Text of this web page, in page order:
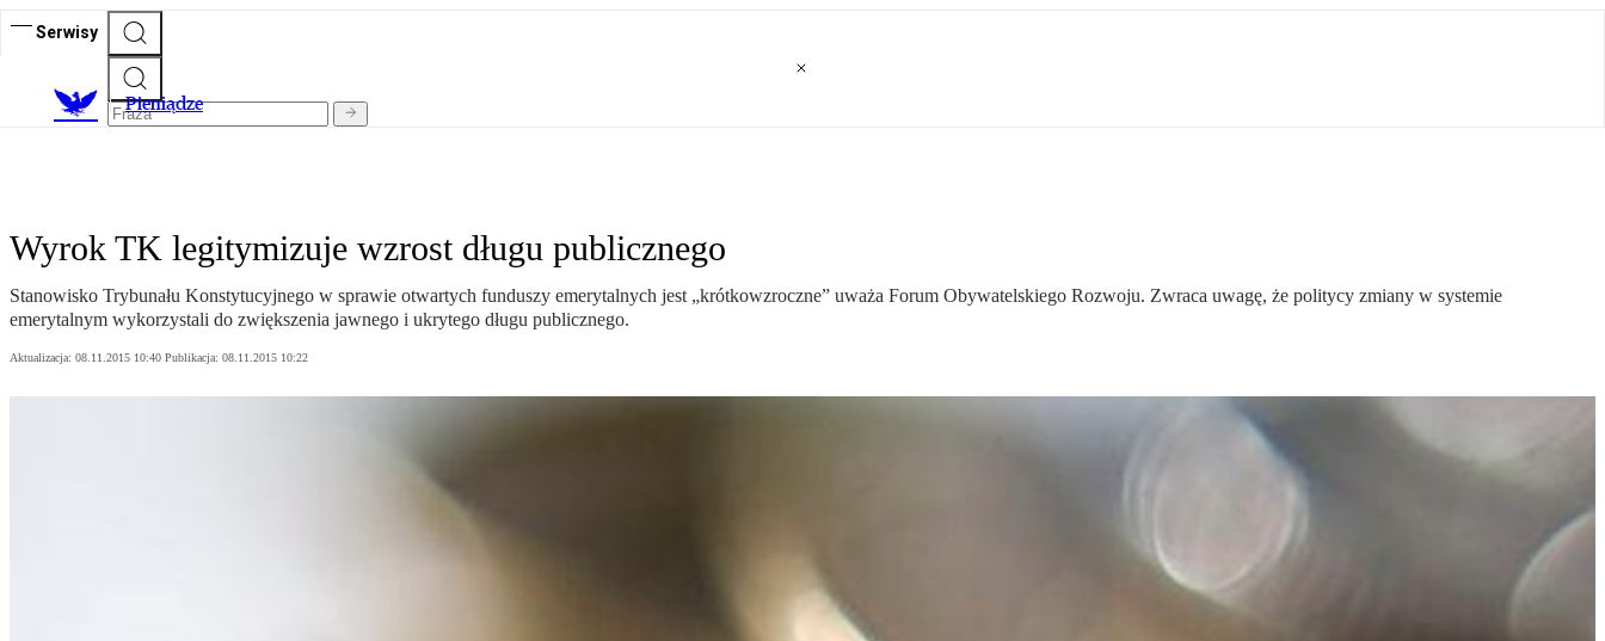
Serwisy
Pieniądze
Wyrok TK legitymizuje wzrost długu publicznego
Stanowisko Trybunału Konstytucyjnego w sprawie otwartych funduszy emerytalnych jest „krótkowzroczne” uważa Forum Obywatelskiego Rozwoju. Zwraca uwagę, że politycy zmiany w systemie
emerytalnym wykorzystali do zwiększenia jawnego i ukrytego długu publicznego.
Aktualizacja: 08.11.2015 10:40 Publikacja: 08.11.2015 10:22